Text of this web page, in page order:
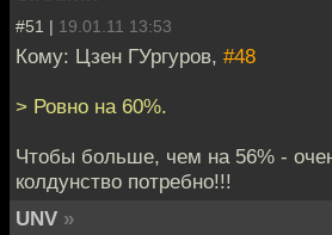
#51 | 19.01.11 13:53
Кому: Цзен ГУргуров, #48
> Ровно на 60%.
Чтобы больше, чем на 56% -
колдунство потребно!!!
UNV »